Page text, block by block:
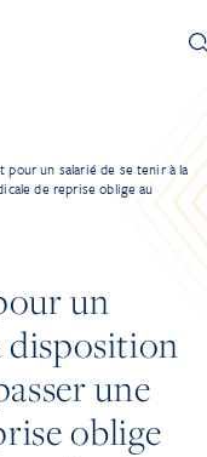
pour un salarié de se tenir à la
de reprise oblige au
un
disposition
une
oblige